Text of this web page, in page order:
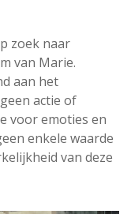
zoek naar
van Marie.
aan het
actie of
voor emoties en
enkele waarde
van deze